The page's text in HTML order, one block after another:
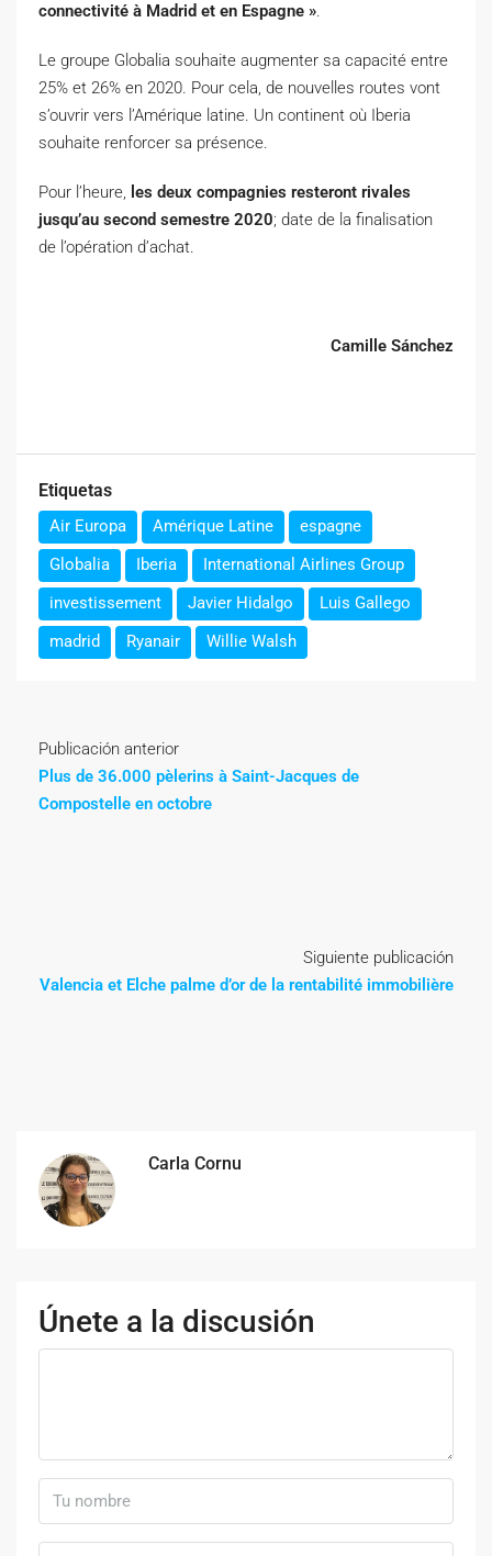
connectivité à Madrid et en Espagne ».
Le groupe Globalia souhaite augmenter sa capacité entre
25% et 26% en 2020. Pour cela, de nouvelles routes vont
s’ouvrir vers l’Amérique latine. Un continent où Iberia
souhaite renforcer sa présence.
Pour l’heure, les deux compagnies resteront rivales
jusqu’au second semestre 2020; date de la finalisation
de l’opération d’achat.
Camille Sánchez
Etiquetas
Air Europa Amérique Latine
espagne
Globalia
Iberia
International Airlines Group
investissement
Javier Hidalgo
Luis Gallego
madrid
Ryanair Willie Walsh
Publicación anterior
Plus de 36.000 pèlerins à Saint-Jacques de
Compostelle en octobre
Siguiente publicación
Valencia et Elche palme d’or de la rentabilité immobilière
Carla Cornu
Únete a la discusión